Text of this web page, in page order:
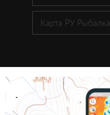
Карта РУ Рыбалка